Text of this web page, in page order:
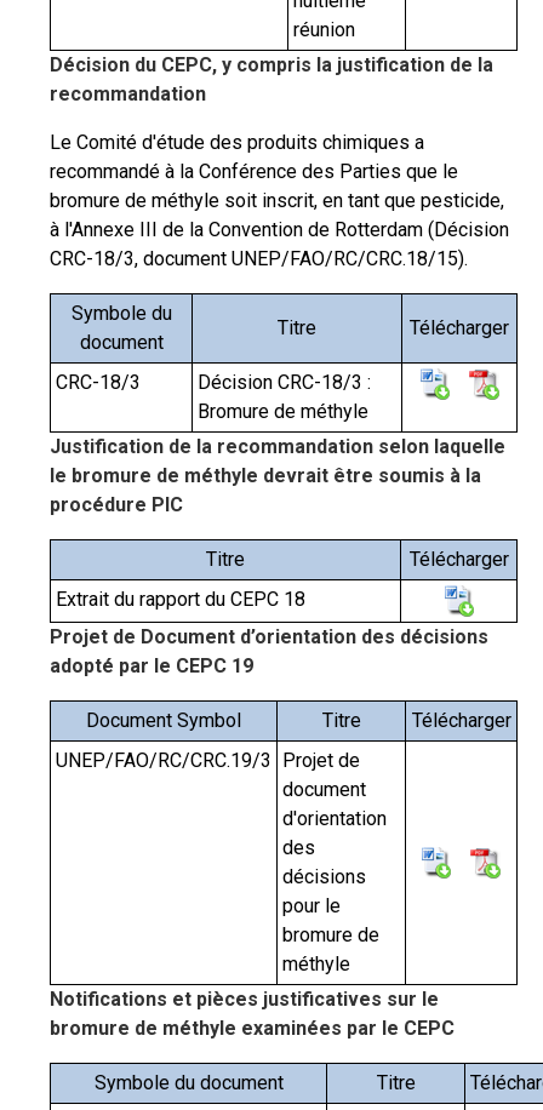
réunion
Décision du CEPC, y compris la justification de la
recommandation
Le Comité d'étude des produits chimiques a
recommandé à la Conférence des Parties que le
bromure de méthyle soit inscrit, en tant que pesticide,
à l'Annexe III de la Convention de Rotterdam (Décision
CRC-18/3, document UNEP/FAO/RC/CRC.18/15).
Symbole du
document
Titre Télécharger
CRC-18/3
Décision CRC-18/3 :
Bromure de méthyle
Justification de la recommandation selon laquelle
le bromure de méthyle devrait être soumis à la
procédure PIC
Titre
Télécharger
Extrait du rapport du CEPC 18
Projet de Document d’orientation des décisions
adopté par le CEPC 19
Document Symbol Titre
Télécharger
UNEP/FAO/RC/CRC.19/3
Projet de
document
d'orientation
des
décisions
pour le
bromure de
méthyle
Notifications et pièces justificatives sur le
bromure de méthyle examinées par le CEPC
Symbole du document Titre